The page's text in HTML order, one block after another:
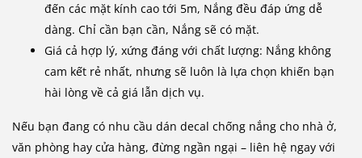
đến các mặt kính cao tới 5m, Nắng đều đáp ứng dễ
dàng. Chỉ cần bạn cần, Nắng sẽ có mặt.
Giá cả hợp lý, xứng đáng với chất lượng: Nắng không
cam kết rẻ nhất, nhưng sẽ luôn là lựa chọn khiến bạn
hài lòng về cả giá lẫn dịch vụ.
Nếu bạn đang có nhu cầu dán decal chống nắng cho nhà ở,
văn phòng hay cửa hàng, đừng ngần ngại – liên hệ ngay với